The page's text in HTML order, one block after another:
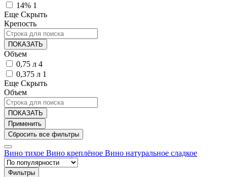
14% 1
Еще Скрыть
Крепость
ПОКАЗАТЬ
Объем
0,75 л 4
0,375 л 1
Еще Скрыть
Объем
ПОКАЗАТЬ
Вино тихое Вино креплёное Вино натуральное сладкое
Фильтры